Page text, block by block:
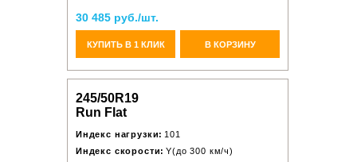
30 485 руб./шт.
КУПИТЬ В 1 КЛИК В КОРЗИНУ
245/50R19
Run Flat
Индекс нагрузки: 101
Индекс скорости: Y(до 300 км/ч)